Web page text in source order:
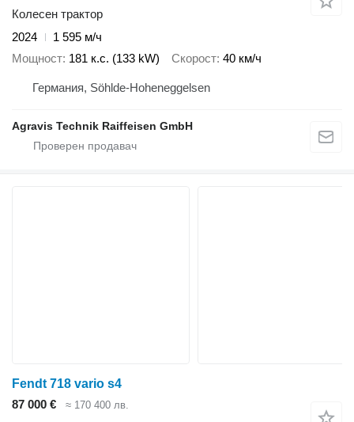
Колесен трактор
2024
1 595 м/ч
Мощност 181 к.с. (133 kW) Скорост 40 км/ч
Германия, Söhlde-Hoheneggelsen
Agravis Technik Raiffeisen GmbH
Fendt 718 vario s4
87 000 €
≈ 170 400 лв.